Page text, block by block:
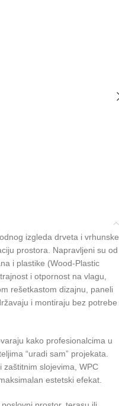
izgleda drveta i vrhunske
prostora. Napravljeni su od
i plastike (Wood-Plastic
i otpornost na vlagu,
rešetkastom dizajnu, paneli
i montiraju bez potrebe
kako profesionalcima u
“uradi sam” projekata.
slojevima, WPC
estetski efekat.